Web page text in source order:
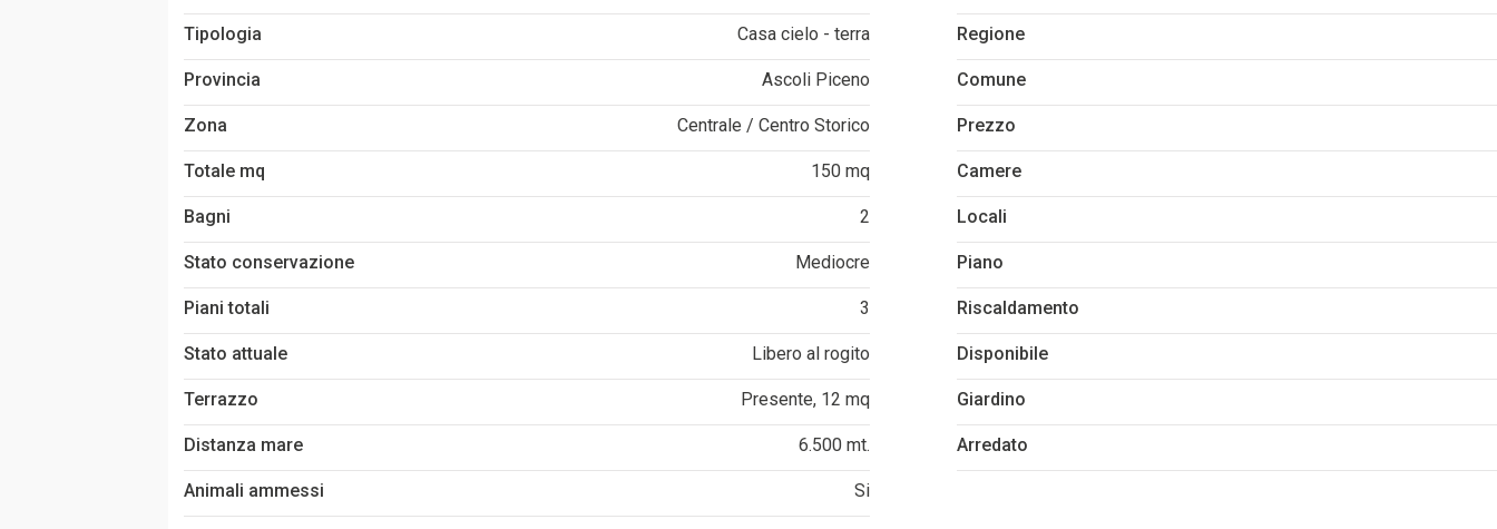
Tipologia Casa cielo - terra Regione
Provincia Ascoli Piceno Comune
Zona Centrale / Centro Storico Prezzo
Totale mq 150 mq Camere
Bagni 2 Locali
Stato conservazione Mediocre Piano
Piani totali 3 Riscaldamento
Stato attuale Libero al rogito Disponibile
Terrazzo Presente, 12 mq Giardino
Distanza mare 6.500 mt. Arredato
Animali ammessi Si